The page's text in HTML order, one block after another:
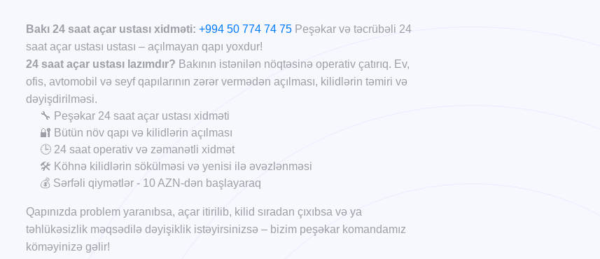
Bakı 24 saat açar ustası xidməti: +994 50 774 74 75 Peşəkar və təcrübəli 24
saat açar ustası ustası – açılmayan qapı yoxdur!
24 saat açar ustası lazımdır? Bakının istənilən nöqtəsinə operativ çatırıq. Ev,
ofis, avtomobil və seyf qapılarının zərər vermədən açılması, kilidlərin təmiri və
dəyişdirilməsi.
🔧 Peşəkar 24 saat açar ustası xidməti
🔐 Bütün növ qapı və kilidlərin açılması
🕒 24 saat operativ və zəmanətli xidmət
🛠️ Köhnə kilidlərin sökülməsi və yenisi ilə əvəzlənməsi
💰 Sərfəli qiymətlər - 10 AZN-dən başlayaraq
Qapınızda problem yaranıbsa, açar itirilib, kilid sıradan çıxıbsa və ya
təhlükəsizlik məqsədilə dəyişiklik istəyirsinizsə – bizim peşəkar komandamız
köməyinizə gəlir!